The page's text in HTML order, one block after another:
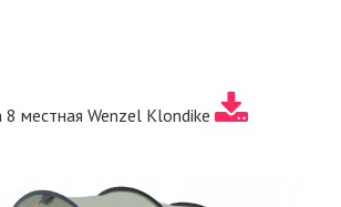
8 местная Wenzel Klondike